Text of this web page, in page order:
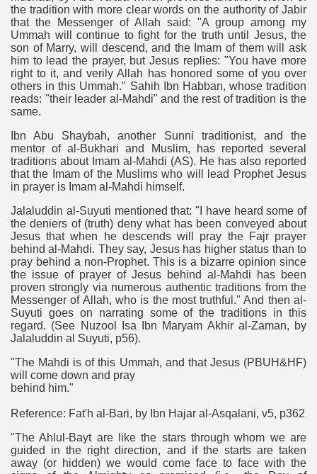
the tradition with more clear words on the authority of Jabir
that the Messenger of Allah said: "A group among my
Ummah will continue to fight for the truth until Jesus, the
son of Marry, will descend, and the Imam of them will ask
him to lead the prayer, but Jesus replies: "You have more
right to it, and verily Allah has honored some of you over
others in this Ummah." Sahih Ibn Habban, whose tradition
reads: "their leader al-Mahdi" and the rest of tradition is the
same.
Ibn Abu Shaybah, another Sunni traditionist, and the
mentor of al-Bukhari and Muslim, has reported several
traditions about Imam al-Mahdi (AS). He has also reported
that the Imam of the Muslims who will lead Prophet Jesus
in prayer is Imam al-Mahdi himself.
Jalaluddin al-Suyuti mentioned that: "I have heard some of
the deniers of (truth) deny what has been conveyed about
Jesus that when he descends will pray the Fajr prayer
behind al-Mahdi. They say, Jesus has higher status than to
pray behind a non-Prophet. This is a bizarre opinion since
the issue of prayer of Jesus behind al-Mahdi has been
proven strongly via numerous authentic traditions from the
Messenger of Allah, who is the most truthful." And then al-
Suyuti goes on narrating some of the traditions in this
regard. (See Nuzool Isa Ibn Maryam Akhir al-Zaman, by
Jalaluddin al Suyuti, p56).
"The Mahdi is of this Ummah, and that Jesus (PBUH&HF)
will come down and pray
behind him."
Reference: Fat'h al-Bari, by Ibn Hajar al-Asqalani, v5, p362
"The Ahlul-Bayt are like the stars through whom we are
guided in the right direction, and if the starts are taken
away (or hidden) we would come face to face with the